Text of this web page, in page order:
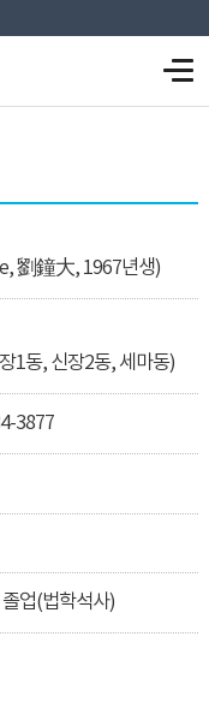
劉鐘大, 1967년생)
1동, 신장2동, 세마동)
3877
업(법학석사)